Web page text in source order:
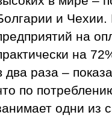
и
на
на
два раза –
по
одни из